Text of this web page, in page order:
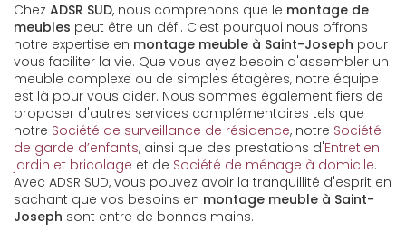
Chez ADSR SUD, nous comprenons que le montage de
meubles peut être un défi. C'est pourquoi nous offrons
notre expertise en montage meuble à Saint-Joseph pour
vous faciliter la vie. Que vous ayez besoin d'assembler un
meuble complexe ou de simples étagères, notre équipe
est là pour vous aider. Nous sommes également fiers de
proposer d'autres services complémentaires tels que
notre Société de surveillance de résidence, notre Société
de garde d’enfants, ainsi que des prestations d'Entretien
jardin et bricolage et de Société de ménage à domicile.
Avec ADSR SUD, vous pouvez avoir la tranquillité d'esprit en
sachant que vos besoins en montage meuble à Saint-
Joseph sont entre de bonnes mains.